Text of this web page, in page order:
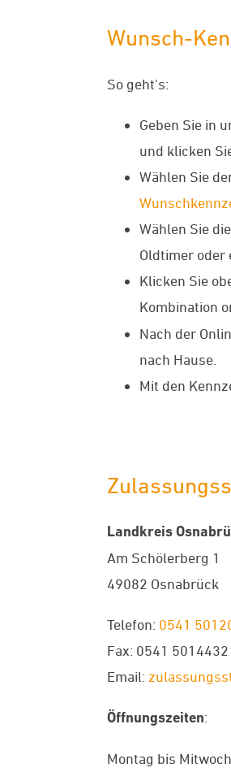
Wunsch-
So geht's:
Geben Sie in
und klicken
Wählen Sie
Wählen Sie
Oldtimer oder
Klicken Sie
Kombination
Nach der
nach Hause.
Mit den
Landkreis
Am Schölerberg 1
49082 Osnabrück
Telefon: 0541
Fax: 0541 5014432
Email:
Öffnungszeiten:
Montag bis